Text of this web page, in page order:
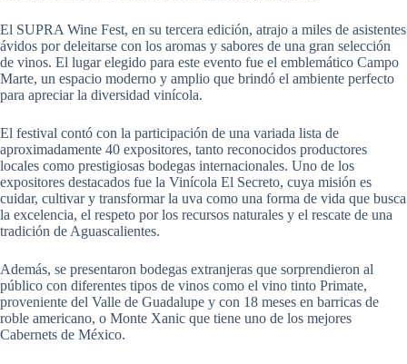
El SUPRA Wine Fest, en su tercera edición, atrajo a miles de asistentes
ávidos por deleitarse con los aromas y sabores de una gran selección
de vinos. El lugar elegido para este evento fue el emblemático Campo
Marte, un espacio moderno y amplio que brindó el ambiente perfecto
para apreciar la diversidad vinícola.
El festival contó con la participación de una variada lista de
aproximadamente 40 expositores, tanto reconocidos productores
locales como prestigiosas bodegas internacionales. Uno de los
expositores destacados fue la Vinícola El Secreto, cuya misión es
cuidar, cultivar y transformar la uva como una forma de vida que busca
la excelencia, el respeto por los recursos naturales y el rescate de una
tradición de Aguascalientes.
Además, se presentaron bodegas extranjeras que sorprendieron al
público con diferentes tipos de vinos como el vino tinto Primate,
proveniente del Valle de Guadalupe y con 18 meses en barricas de
roble americano, o Monte Xanic que tiene uno de los mejores
Cabernets de México.